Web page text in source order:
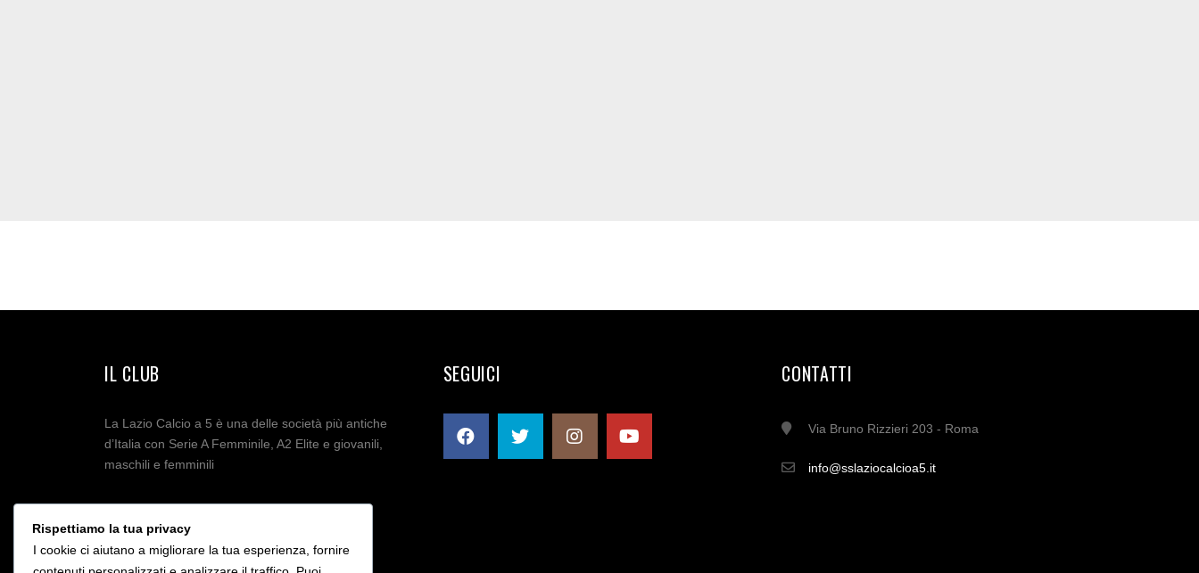
IL CLUB
La Lazio Calcio a 5 è una delle società più antiche
d’Italia con Serie A Femminile, A2 Elite e giovanili,
maschili e femminili
SEGUICI CONTATTI
Via Bruno Rizzieri 203 - Roma
info@sslaziocalcioa5.it
Rispettiamo la tua privacy
I cookie ci aiutano a migliorare la tua esperienza, fornire